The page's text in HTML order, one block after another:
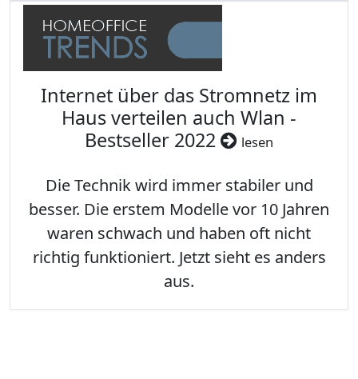
Internet über das Stromnetz im
Haus verteilen auch Wlan -
Bestseller 2022
lesen
Die Technik wird immer stabiler und
besser. Die erstem Modelle vor 10 Jahren
waren schwach und haben oft nicht
richtig funktioniert. Jetzt sieht es anders
aus.